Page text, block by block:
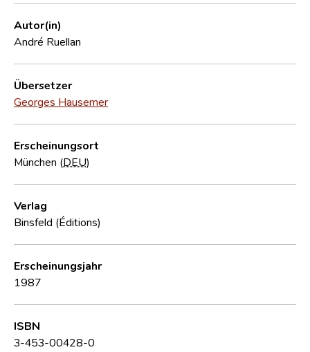
Autor(in)
André Ruellan
Übersetzer
Georges Hausemer
Erscheinungsort
München (DEU)
Verlag
Binsfeld (Éditions)
Erscheinungsjahr
1987
ISBN
3-453-00428-0